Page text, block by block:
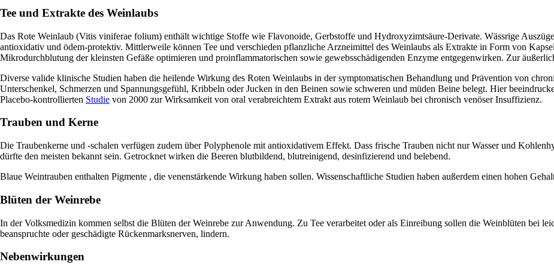
Tee und Extrakte des Weinlaubs
Das Rote Weinlaub (Vitis viniferae folium) enthält wichtige Stoffe wie Flavonoide, Gerbstoffe und Hydroxyzimtsäure-Derivate. Wässrige
antioxidativ und ödem-protektiv. Mittlerweile können Tee und verschieden pflanzliche Arzneimittel des Weinlaubs als Extrakte in Form von
Mikrodurchblutung der kleinsten Gefäße optimieren und proinflammatorischen sowie gewebsschädigenden Enzyme entgegenwirken. Zur
Diverse valide klinische Studien haben die heilende Wirkung des Roten Weinlaubs in der symptomatischen Behandlung und Prävention von
Unterschenkel, Schmerzen und Spannungsgefühl, Kribbeln oder Jucken in den Beinen sowie schweren und müden Beine belegt. Hier
Placebo-kontrollierten Studie von 2000 zur Wirksamkeit von oral verabreichtem Extrakt aus rotem Weinlaub bei chronisch venöser Insuffizienz.
Trauben und Kerne
Die Traubenkerne und -schalen verfügen zudem über Polyphenole mit antioxidativem Effekt. Dass frische Trauben nicht nur Wasser und
dürfte den meisten bekannt sein. Getrocknet wirken die Beeren blutbildend, blutreinigend, desinfizierend und belebend.
Blaue Weintrauben enthalten Pigmente , die venenstärkende Wirkung haben sollen. Wissenschaftliche Studien haben außerdem einen hohen
Blüten der Weinrebe
In der Volksmedizin kommen selbst die Blüten der Weinrebe zur Anwendung. Zu Tee verarbeitet oder als Einreibung sollen die Weinblüten bei
beanspruchte oder geschädigte Rückenmarksnerven, lindern.
Nebenwirkungen